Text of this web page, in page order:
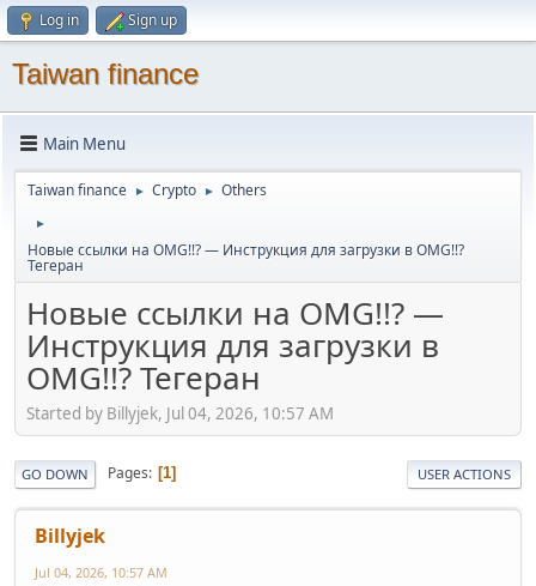
Log in Sign up
Taiwan finance
Main Menu
Taiwan finance ► Crypto ► Others
►
Новые ссылки на OMG!!? — Инструкция для загрузки в OMG!!?
Тегеран
Новые ссылки на OMG!!? —
Инструкция для загрузки в
OMG!!? Тегеран
Started by Billyjek, Jul 04, 2026, 10:57 AM
GO DOWN Pages 1 USER ACTIONS
Billyjek
Jul 04, 2026, 10:57 AM